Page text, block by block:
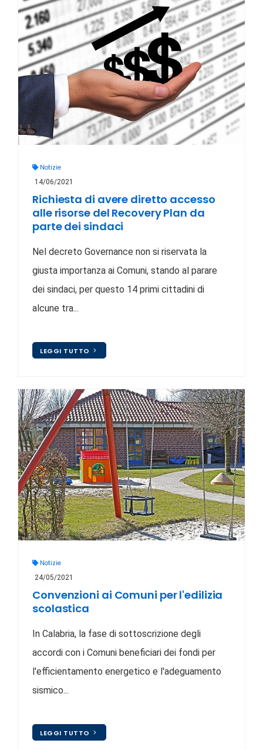
Notizie
14/06/2021
Richiesta di avere diretto accesso
alle risorse del Recovery Plan da
parte dei sindaci
Nel decreto Governance non si riservata la
giusta importanza ai Comuni, stando al parare
dei sindaci, per questo 14 primi cittadini di
alcune tra...
LEGGI TUTTO
Notizie
24/05/2021
Convenzioni ai Comuni per l'edilizia
scolastica
In Calabria, la fase di sottoscrizione degli
accordi con i Comuni beneficiari dei fondi per
l'efficientamento energetico e l'adeguamento
sismico...
LEGGI TUTTO